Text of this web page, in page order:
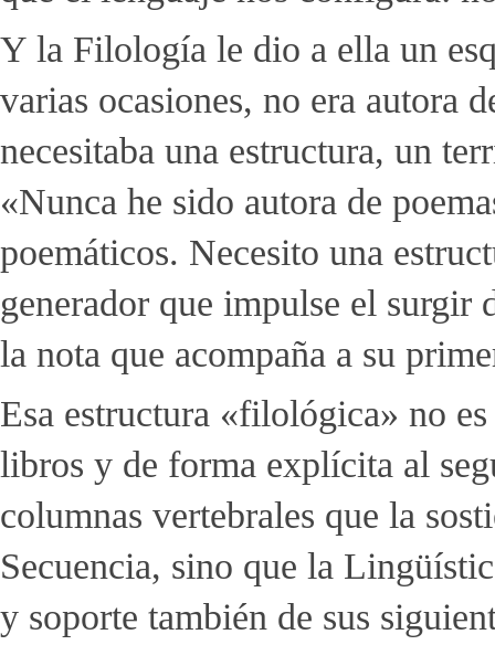
Y la Filología le dio a ella un
varias ocasiones, no era autora
necesitaba una estructura, un
«Nunca he sido autora de
poemáticos. Necesito una
generador que impulse el surgir
la nota que acompaña a su
Esa estructura «filológica» no
libros y de forma explícita al
columnas vertebrales que la
Secuencia, sino que la
y soporte también de sus